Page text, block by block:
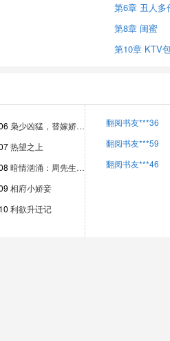
第6章 丑人多
第8章 闺蜜
第10章 KTV
枭少凶猛，替嫁娇…
热望之上
暗情汹涌：周先生…
相府小娇妾
10 利欲升迁记
翻阅书友***36
翻阅书友***59
翻阅书友***46